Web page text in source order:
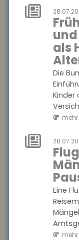
als
Die
Kinder
Eine